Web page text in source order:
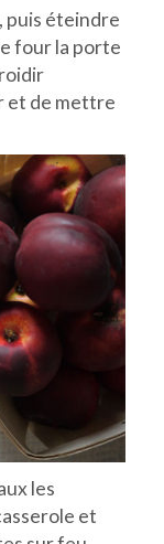
puis éteindre
four la porte
et de mettre
les
et